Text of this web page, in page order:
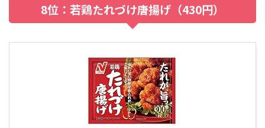
8位：若鶏たれづけ唐揚げ（430円）